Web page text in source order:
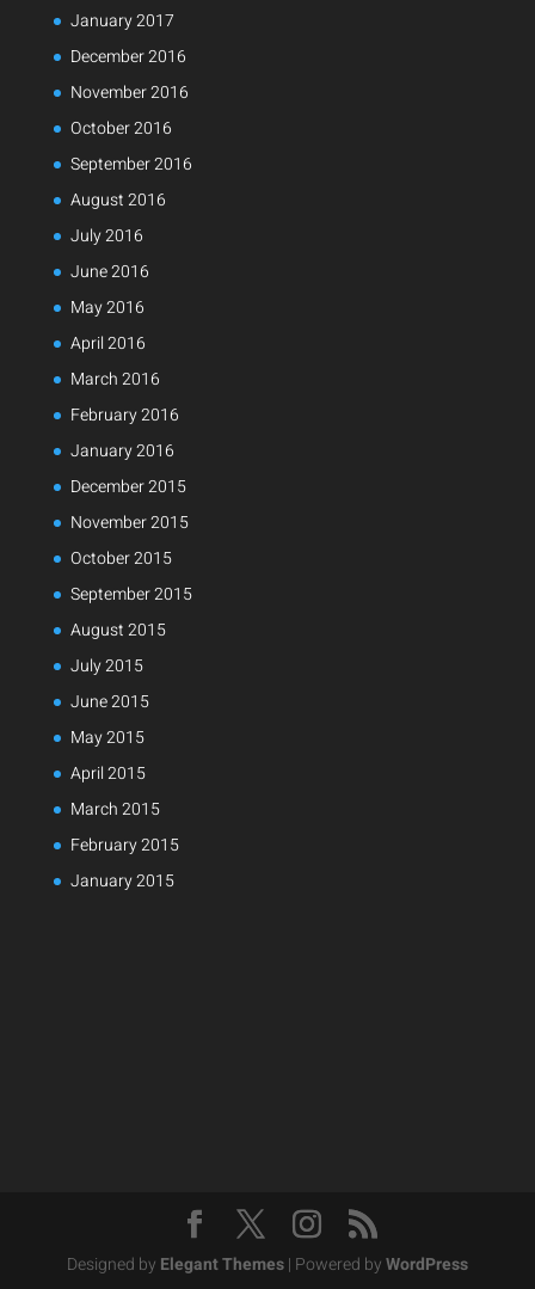
January 2017
December 2016
November 2016
October 2016
September 2016
August 2016
July 2016
June 2016
May 2016
April 2016
March 2016
February 2016
January 2016
December 2015
November 2015
October 2015
September 2015
August 2015
July 2015
June 2015
May 2015
April 2015
March 2015
February 2015
January 2015
Designed by Elegant Themes| Powered byWordPress